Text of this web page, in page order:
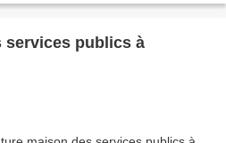
services publics à